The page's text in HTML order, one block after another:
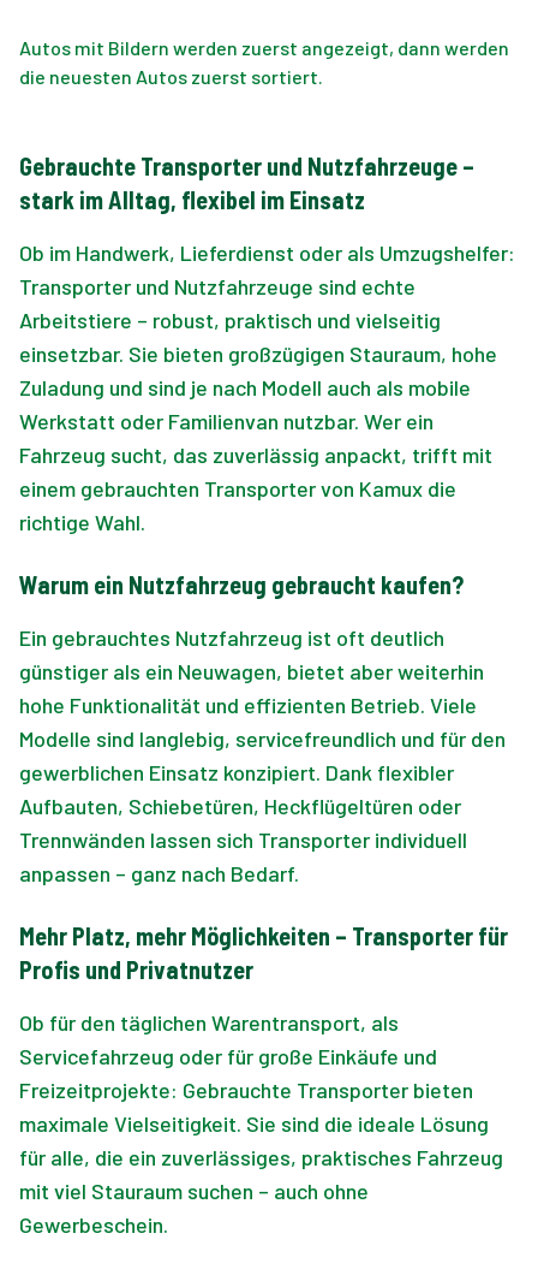
Autos mit Bildern werden zuerst angezeigt, dann werden
die neuesten Autos zuerst sortiert.
Gebrauchte Transporter und Nutzfahrzeuge –
stark im Alltag, flexibel im Einsatz
Ob im Handwerk, Lieferdienst oder als Umzugshelfer:
Transporter und Nutzfahrzeuge sind echte
Arbeitstiere – robust, praktisch und vielseitig
einsetzbar. Sie bieten großzügigen Stauraum, hohe
Zuladung und sind je nach Modell auch als mobile
Werkstatt oder Familienvan nutzbar. Wer ein
Fahrzeug sucht, das zuverlässig anpackt, trifft mit
einem gebrauchten Transporter von Kamux die
richtige Wahl.
Warum ein Nutzfahrzeug gebraucht kaufen?
Ein gebrauchtes Nutzfahrzeug ist oft deutlich
günstiger als ein Neuwagen, bietet aber weiterhin
hohe Funktionalität und effizienten Betrieb. Viele
Modelle sind langlebig, servicefreundlich und für den
gewerblichen Einsatz konzipiert. Dank flexibler
Aufbauten, Schiebetüren, Heckflügeltüren oder
Trennwänden lassen sich Transporter individuell
anpassen – ganz nach Bedarf.
Mehr Platz, mehr Möglichkeiten – Transporter für
Profis und Privatnutzer
Ob für den täglichen Warentransport, als
Servicefahrzeug oder für große Einkäufe und
Freizeitprojekte: Gebrauchte Transporter bieten
maximale Vielseitigkeit. Sie sind die ideale Lösung
für alle, die ein zuverlässiges, praktisches Fahrzeug
mit viel Stauraum suchen – auch ohne
Gewerbeschein.